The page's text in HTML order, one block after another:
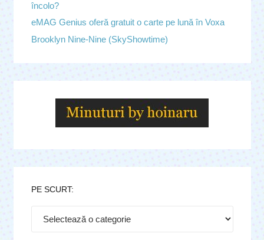
încolo?
eMAG Genius oferă gratuit o carte pe lună în Voxa
Brooklyn Nine-Nine (SkyShowtime)
PE SCURT: